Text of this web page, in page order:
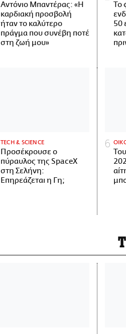
Αντόνιο Μπαντέρας: «Η
καρδιακή προσβολή
ήταν το καλύτερο
πράγμα που συνέβη ποτέ
στη ζωή μου»
Το
50
ΤECH & SCIENCE
Προσέκρουσε ο
πύραυλος της SpaceX
στη Σελήνη:
Επηρεάζεται η Γη;